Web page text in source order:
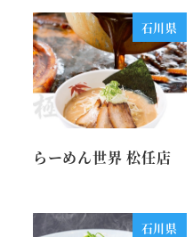
石川県
らーめん世界 松任店
石川県